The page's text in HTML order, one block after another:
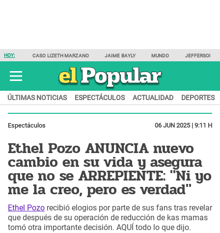
HOY: CASO LIZETH MARZANO JAIME BAYLY MUNDO JEFFERSON
ÚLTIMAS NOTICIAS ESPECTÁCULOS ACTUALIDAD DEPORTES
Espectáculos 06 JUN 2025 | 9:11 H
Ethel Pozo ANUNCIA nuevo
cambio en su vida y asegura
que no se ARREPIENTE: "Ni yo
me la creo, pero es verdad"
Ethel Pozo recibió elogios por parte de sus fans tras revelar
que después de su operación de reducción de kas mamas
tomó otra importante decisión. AQUÍ todo lo que dijo.